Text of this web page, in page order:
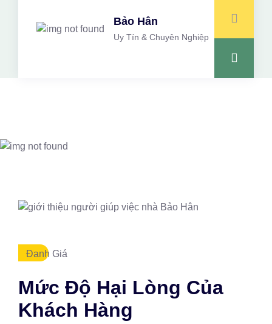
Bảo Hân
Uy Tín & Chuyên Nghiệp
Đanh Giá
Mức Độ Hại Lòng Của
Khách Hàng